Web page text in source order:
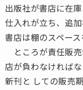
出版社が書店に在
仕入れが立ち、追
書店は棚のスペース
ところが責任販
店が負わなければな
新刊と しての販売